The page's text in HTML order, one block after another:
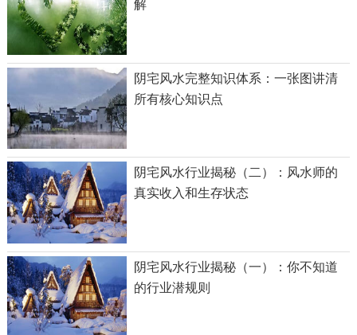
阴宅风水完整知识体系：一张图讲清
所有核心知识点
阴宅风水行业揭秘（二）：风水师的
真实收入和生存状态
阴宅风水行业揭秘（一）：你不知道
的行业潜规则